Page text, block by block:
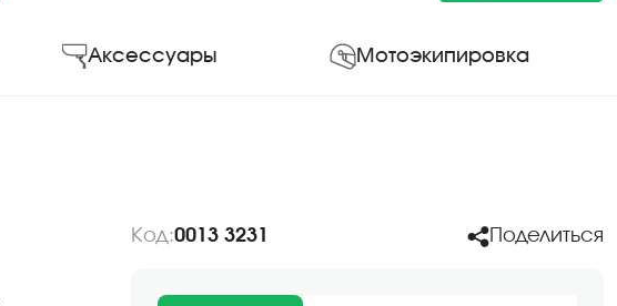
Аксессуары Мотоэкипировка
Код:0013 3231 Поделиться